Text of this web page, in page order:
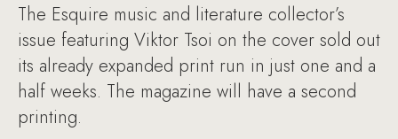
The Esquire music and literature collector’s
issue featuring Viktor Tsoi on the cover sold out
its already expanded print run in just one and a
half weeks. The magazine will have a second
printing.